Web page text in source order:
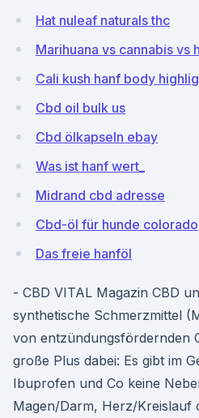
Hat nuleaf naturals thc
Marihuana vs cannabis vs
Cali kush hanf body
Cbd oil bulk us
Cbd ölkapseln ebay
Was ist hanf wert_
Midrand cbd adresse
Cbd-öl für hunde colorado
Das freie hanföl
- CBD VITAL Magazin CBD
synthetische Schmerzmittel
von entzündungsfördernden
große Plus dabei: Es gibt im
Ibuprofen und Co keine
Magen/Darm, Herz/Kreislauf